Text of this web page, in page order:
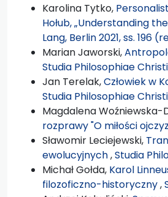
Karolina Tytko,
Hołub, „Understanding
Lang, Berlin 2021, ss. 196
Marian Jaworski,
Studia Philosophiae
Jan Terelak,Człowiek w
Studia Philosophiae
Magdalena Woźniewska-
rozprawy "O miłości
Sławomir Leciejewski,
ewolucyjnych,Studia
Michał Gołda, Karol
filozoficzno-historyczny,